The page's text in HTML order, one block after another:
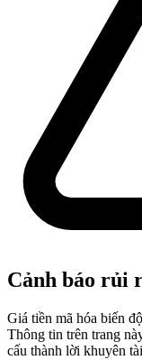
Cảnh báo rủi
Giá tiền mã hóa biến
Thông tin trên trang
cấu thành lời khuyên